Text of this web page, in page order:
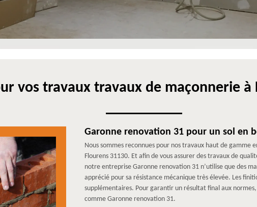
vos travaux travaux de maçonnerie à
Garonne renovation 31 pour un sol en
Nous sommes reconnues pour nos travaux haut de gamme
Flourens 31130. Et afin de vous assurer des travaux de
notre entreprise Garonne renovation 31 n’utilise que des
apprécié pour sa résistance mécanique très élevée. Les
supplémentaires. Pour garantir un résultat final aux
comme Garonne renovation 31.